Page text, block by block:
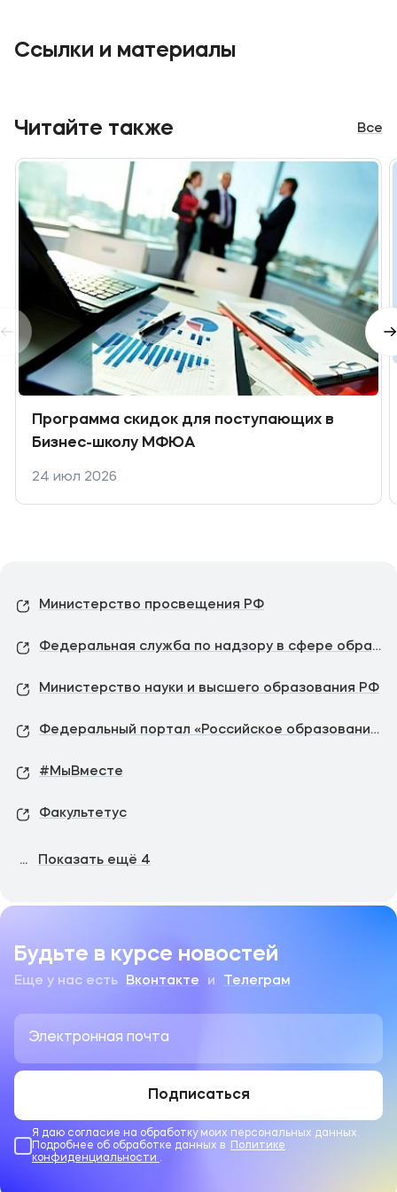
Ссылки и материалы
Читайте также Все
Программа скидок для поступающих в
Бизнес-школу МФЮА
24 июл 2026
Министерство просвещения РФ
Федеральная служба по надзору в сфере образования и науки
Министерство науки и высшего образования РФ
Федеральный портал «Российское образование»
#МыВместе
Факультетус
... Показать ещё 4
Будьте в курсе новостей
Еще у нас есть Вконтакте и Телеграм
Подписаться
Я даю согласие на обработку моих персональных данных.
Подробнее об обработке данных в
Политике
конфиденциальности .